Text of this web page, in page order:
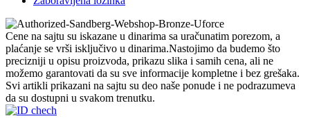
Cene na sajtu su iskazane u dinarima sa uračunatim porezom, a
plaćanje se vrši isključivo u dinarima.Nastojimo da budemo što
precizniji u opisu proizvoda, prikazu slika i samih cena, ali ne
možemo garantovati da su sve informacije kompletne i bez grešaka.
Svi artikli prikazani na sajtu su deo naše ponude i ne podrazumeva
da su dostupni u svakom trenutku.